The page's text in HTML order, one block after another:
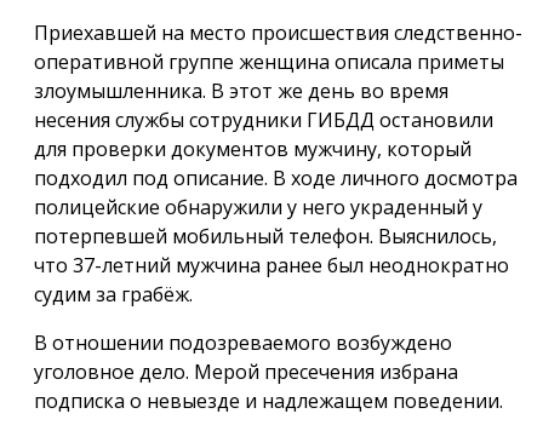
Приехавшей на место происшествия следственно-
оперативной группе женщина описала приметы
злоумышленника. В этот же день во время
несения службы сотрудники ГИБДД остановили
для проверки документов мужчину, который
подходил под описание. В ходе личного досмотра
полицейские обнаружили у него украденный у
потерпевшей мобильный телефон. Выяснилось,
что 37-летний мужчина ранее был неоднократно
судим за грабёж.
В отношении подозреваемого возбуждено
уголовное дело. Мерой пресечения избрана
подписка о невыезде и надлежащем поведении.